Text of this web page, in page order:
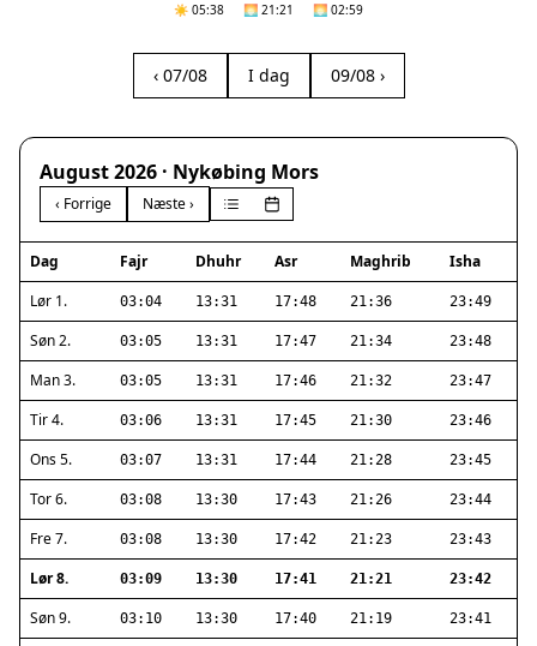
☀️ 05:38 🌅 21:21 🌅 02:59
‹ 07/08 I dag 09/08 ›
August 2026 · Nykøbing Mors
‹ Forrige Næste ›
Dag Fajr Dhuhr Asr Maghrib
Isha
Lør 1.
03:04 13:31 17:48 21:36 23:49
Søn 2. 03:05 13:31 17:47 21:34 23:48
Man 3. 03:05 13:31 17:46 21:32 23:47
Tir 4. 03:06 13:31 17:45 21:30 23:46
Ons 5. 03:07 13:31 17:44 21:28 23:45
Tor 6. 03:08 13:30 17:43 21:26 23:44
Fre 7. 03:08 13:30 17:42 21:23 23:43
Lør 8. 03:09 13:30 17:41 21:21 23:42
Søn 9. 03:10 13:30 17:40 21:19 23:41